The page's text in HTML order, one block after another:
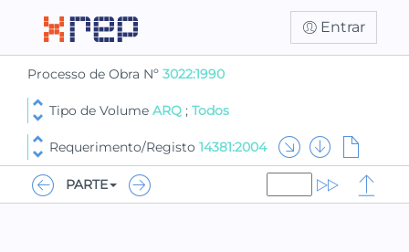
Entrar
Processo de Obra Nº 3022:1990
Tipo de Volume ARQ ; Todos
Requerimento/Registo 14381:2004
PARTE